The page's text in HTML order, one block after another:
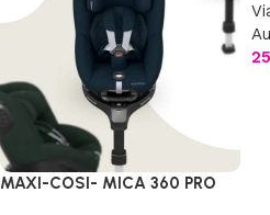
MAXI-COSI- MICA 360 PRO